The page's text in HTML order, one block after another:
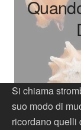
Si chiama
suo modo di
ricordano quelli